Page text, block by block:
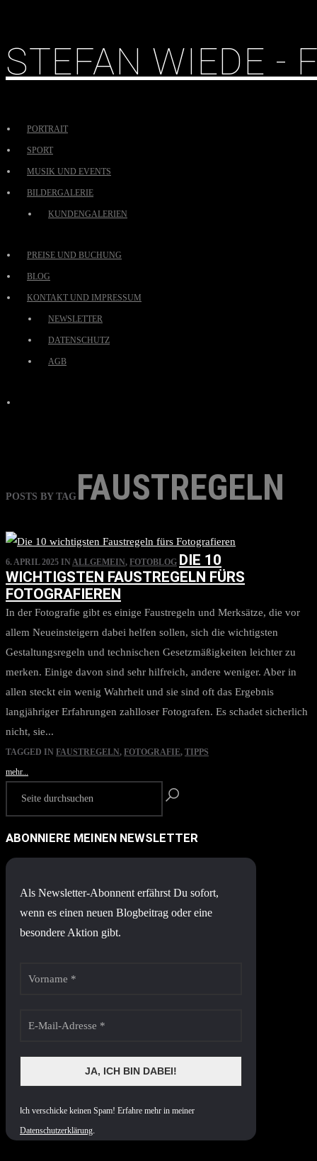
STEFAN WIEDE -
PORTRAIT
SPORT
MUSIK UND EVENTS
BILDERGALERIE
KUNDENGALERIEN
PREISE UND BUCHUNG
BLOG
KONTAKT UND IMPRESSUM
NEWSLETTER
DATENSCHUTZ
AGB
POSTS BY TAG FAUSTREGELN
6. APRIL 2025 IN ALLGEMEIN, FOTOBLOG DIE 10
WICHTIGSTEN FAUSTREGELN FÜRS
FOTOGRAFIEREN
In der Fotografie gibt es einige Faustregeln und Merksätze, die vor
allem Neueinsteigern dabei helfen sollen, sich die wichtigsten
Gestaltungsregeln und technischen Gesetzmäßigkeiten leichter zu
merken. Einige davon sind sehr hilfreich, andere weniger. Aber in
allen steckt ein wenig Wahrheit und sie sind oft das Ergebnis
langjähriger Erfahrungen zahlloser Fotografen. Es schadet sicherlich
nicht, sie...
TAGGED IN FAUSTREGELN, FOTOGRAFIE, TIPPS
mehr...
ABONNIERE MEINEN NEWSLETTER
Als Newsletter-Abonnent erfährst Du sofort,
wenn es einen neuen Blogbeitrag oder eine
besondere Aktion gibt.
ch verschicke keinen Spam! Erfahre mehr in meiner
Datenschutzerklärung.